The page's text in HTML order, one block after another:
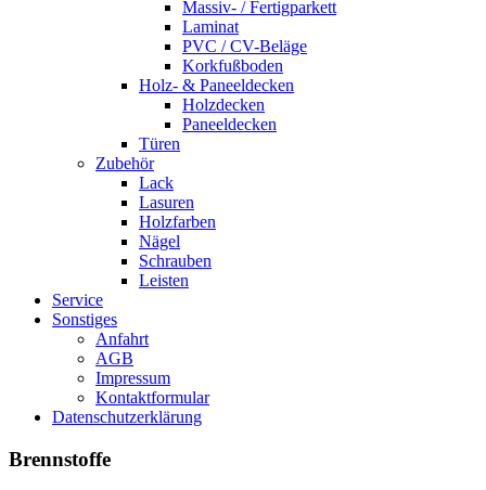
Massiv- / Fertigparkett
Laminat
PVC / CV-Beläge
Korkfußboden
Holz- & Paneeldecken
Holzdecken
Paneeldecken
Türen
Zubehör
Lack
Lasuren
Holzfarben
Nägel
Schrauben
Leisten
Service
Sonstiges
Anfahrt
AGB
Impressum
Kontaktformular
Datenschutzerklärung
Brennstoffe